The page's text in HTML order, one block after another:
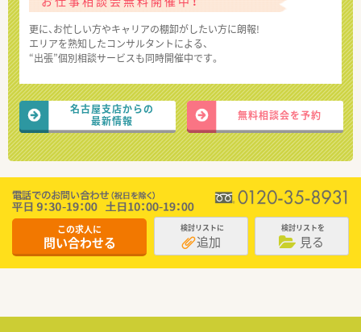
更に、お忙しい方やキャリアの棚卸がしたい方に朗報!
エリアを熟知したコンサルタントによる、
“出張”個別相談サービスも同時開催中です。
名古屋支店からの
最新情報
無料相談会を予約
この求人に
問い合わせる
検討リストに
追加
検討リストを
見る